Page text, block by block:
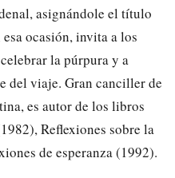
asignándole el título
ocasión, invita a los
la púrpura y a
del viaje. Gran canciller de
es autor de los libros
Reflexiones sobre la
de esperanza (1992).